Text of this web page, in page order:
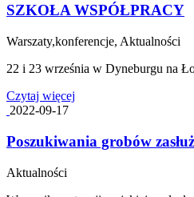
SZKOŁA WSPÓŁPRACY
Warszaty,konferencje, Aktualności
22 i 23 września w Dyneburgu na
Czytaj więcej
2022-09-17
Poszukiwania grobów
Aktualności